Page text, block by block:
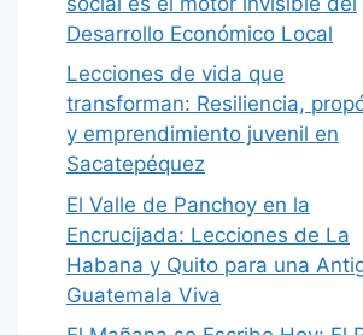
Desarrollo Económico Local
Lecciones de vida que
transforman: Resiliencia,
y emprendimiento juvenil en
Sacatepéquez
El Valle de Panchoy en la
Encrucijada: Lecciones de La
Habana y Quito para una
Guatemala Viva